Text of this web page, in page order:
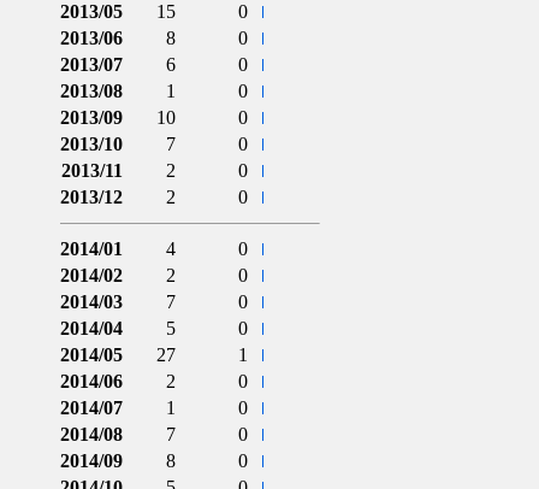
2013/05
15
0
2013/06
8
0
2013/07
6
0
2013/08
1
0
2013/09
10
0
2013/10
7
0
2013/11
2
0
2013/12
2 0
2014/01 4
0
2014/02
2
0
2014/03
7
0
2014/04
5
0
2014/05
27
1
2014/06
2
0
2014/07
1
0
2014/08
7
0
2014/09
8
0